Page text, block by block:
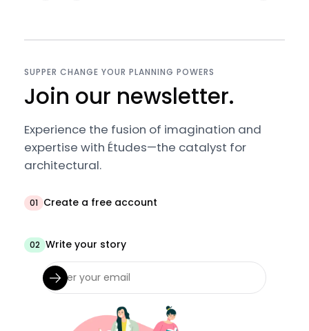
SUPPER CHANGE YOUR PLANNING POWERS
Join our newsletter.
Experience the fusion of imagination and
expertise with Études—the catalyst for
architectural.
01 Create a free account
02 Write your story